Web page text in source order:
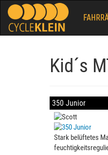
Kid´s
350 Junior
Stark belüftetes